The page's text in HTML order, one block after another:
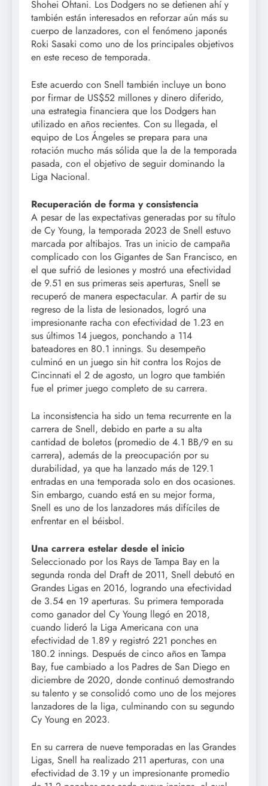
Shohei Ohtani. Los Dodgers no se detienen ahí y
también están interesados en reforzar aún más su
cuerpo de lanzadores, con el fenómeno japonés
Roki Sasaki como uno de los principales objetivos
en este receso de temporada.
Este acuerdo con Snell también incluye un bono
por firmar de US$52 millones y dinero diferido,
una estrategia financiera que los Dodgers han
utilizado en años recientes. Con su llegada, el
equipo de Los Ángeles se prepara para una
rotación mucho más sólida que la de la temporada
pasada, con el objetivo de seguir dominando la
Liga Nacional.
Recuperación de forma y consistencia
A pesar de las expectativas generadas por su título
de Cy Young, la temporada 2023 de Snell estuvo
marcada por altibajos. Tras un inicio de campaña
complicado con los Gigantes de San Francisco, en
el que sufrió de lesiones y mostró una efectividad
de 9.51 en sus primeras seis aperturas, Snell se
recuperó de manera espectacular. A partir de su
regreso de la lista de lesionados, logró una
impresionante racha con efectividad de 1.23 en
sus últimos 14 juegos, ponchando a 114
bateadores en 80.1 innings. Su desempeño
culminó en un juego sin hit contra los Rojos de
Cincinnati el 2 de agosto, un logro que también
fue el primer juego completo de su carrera.
La inconsistencia ha sido un tema recurrente en la
carrera de Snell, debido en parte a su alta
cantidad de boletos (promedio de 4.1 BB/9 en su
carrera), además de la preocupación por su
durabilidad, ya que ha lanzado más de 129.1
entradas en una temporada solo en dos ocasiones.
Sin embargo, cuando está en su mejor forma,
Snell es uno de los lanzadores más difíciles de
enfrentar en el béisbol.
Una carrera estelar desde el inicio
Seleccionado por los Rays de Tampa Bay en la
segunda ronda del Draft de 2011, Snell debutó en
Grandes Ligas en 2016, logrando una efectividad
de 3.54 en 19 aperturas. Su primera temporada
como ganador del Cy Young llegó en 2018,
cuando lideró la Liga Americana con una
efectividad de 1.89 y registró 221 ponches en
180.2 innings. Después de cinco años en Tampa
Bay, fue cambiado a los Padres de San Diego en
diciembre de 2020, donde continuó demostrando
su talento y se consolidó como uno de los mejores
lanzadores de la liga, culminando con su segundo
Cy Young en 2023.
En su carrera de nueve temporadas en las Grandes
Ligas, Snell ha realizado 211 aperturas, con una
efectividad de 3.19 y un impresionante promedio